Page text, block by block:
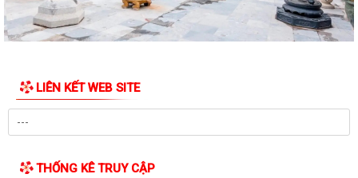
phê duyệt quy trình nội bộ giải quyết...
Thông báo số: 2541/TB-UBND ngày 30/7/2026 của UBND xã Việt Khê
Thông báo số: 2542/TB-UBND ngày 30/7/2026 của UBND xã Việt Khê
Về việc đình chỉ lưu hành, thu hồi...
công dân định kỳ tuần 01, tháng...
LIÊN KẾT WEB SITE
THỐNG KÊ TRUY CẬP